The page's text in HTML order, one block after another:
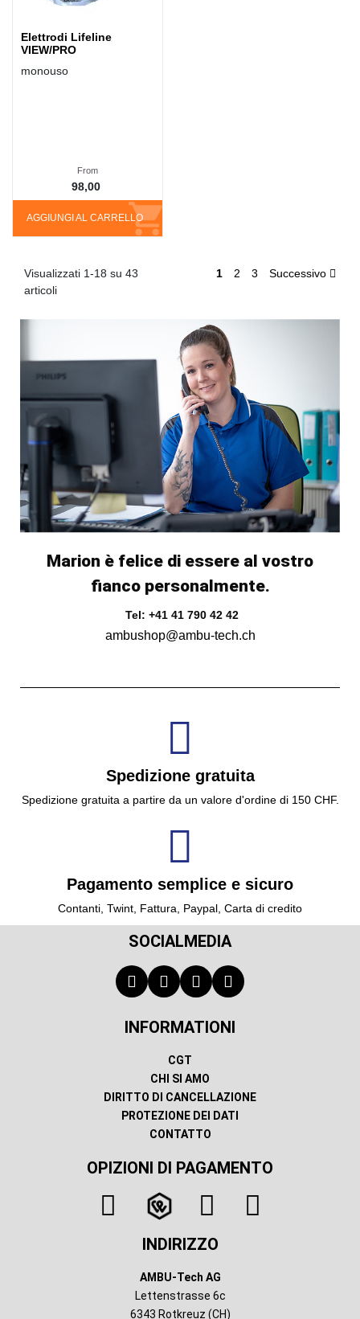
Elettrodi Lifeline
VIEW/PRO
monouso
AGGIUNGI AL CARRELLO
From
98,00
Visualizzati 1-18 su 43
articoli
1 2 3 Successivo
Marion è felice di essere al vostro
fianco personalmente.
Tel: +41 41 790 42 42
ambushop@ambu-tech.ch
Spedizione gratuita
Spedizione gratuita a partire da un valore d'ordine di 150 CHF.
Pagamento semplice e sicuro
Contanti, Twint, Fattura, Paypal, Carta di credito
SOCIALMEDIA
INFORMATIONI
CGT
CHI SI AMO
DIRITTO DI CANCELLAZIONE
PROTEZIONE DEI DATI
CONTATTO
OPIZIONI DI PAGAMENTO
INDIRIZZO
AMBU-Tech AG
Lettenstrasse 6c
6343 Rotkreuz (CH)